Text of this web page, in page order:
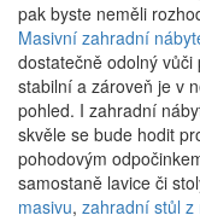
pak byste neměli
Masivní zahradní
dostatečně odolný
stabilní a zároveň je v
pohled. I zahradní
skvěle se bude hodit
pohodovým
samostaně lavice či
masivu, zahradní stůl z